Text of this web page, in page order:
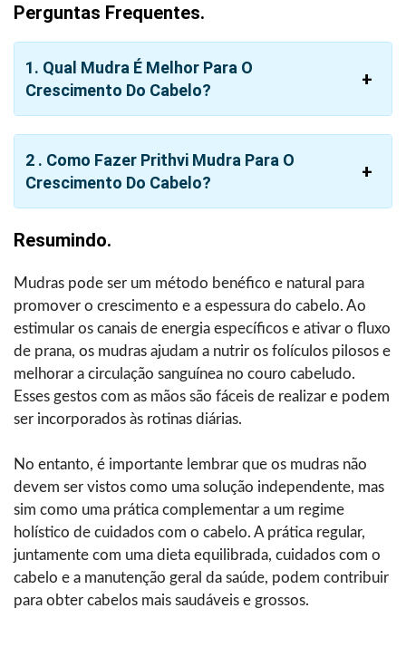
Perguntas Frequentes.
1. Qual Mudra É Melhor Para O
Crescimento Do Cabelo?
2 . Como Fazer Prithvi Mudra Para O
Crescimento Do Cabelo?
Resumindo.
Mudras pode ser um método benéfico e natural para
promover o crescimento e a espessura do cabelo. Ao
estimular os canais de energia específicos e ativar o fluxo
de prana, os mudras ajudam a nutrir os folículos pilosos e
melhorar a circulação sanguínea no couro cabeludo.
Esses gestos com as mãos são fáceis de realizar e podem
ser incorporados às rotinas diárias.
No entanto, é importante lembrar que os mudras não
devem ser vistos como uma solução independente, mas
sim como uma prática complementar a um regime
holístico de cuidados com o cabelo. A prática regular,
juntamente com uma dieta equilibrada, cuidados com o
cabelo e a manutenção geral da saúde, podem contribuir
para obter cabelos mais saudáveis e grossos.